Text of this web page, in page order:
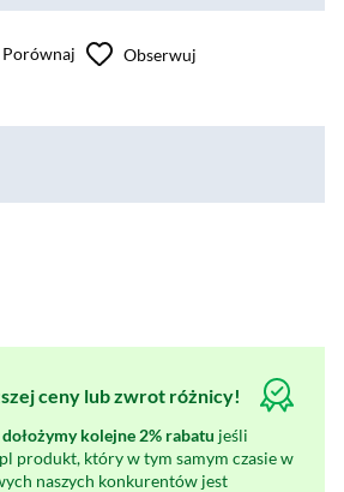
Porównaj Obserwuj
ceny lub zwrot różnicy!
kolejne 2% rabatu jeśli
produkt, który w tym samym czasie w
naszych konkurentów jest